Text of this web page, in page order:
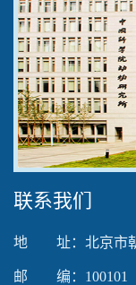
联系我们
地 址：北京市朝
邮 编：100101